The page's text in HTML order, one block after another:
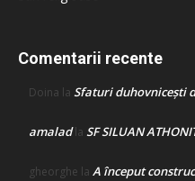
Comentarii recente
Doina la Sfaturi duhovnicești
amaladla SF SILUAN
gheorghe la A început